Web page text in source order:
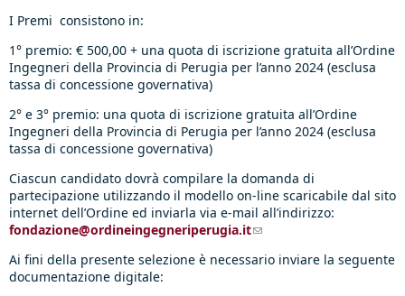
I Premi consistono in:
1° premio: € 500,00 + una quota di iscrizione gratuita all’Ordine
Ingegneri della Provincia di Perugia per l’anno 2024 (esclusa
tassa di concessione governativa)
2° e 3° premio: una quota di iscrizione gratuita all’Ordine
Ingegneri della Provincia di Perugia per l’anno 2024 (esclusa
tassa di concessione governativa)
Ciascun candidato dovrà compilare la domanda di
partecipazione utilizzando il modello on-line scaricabile dal sito
internet dell’Ordine ed inviarla via e-mail all’indirizzo:
fondazione@ordineingegneriperugia.it(link sends e-mail)
Ai fini della presente selezione è necessario inviare la seguente
documentazione digitale: